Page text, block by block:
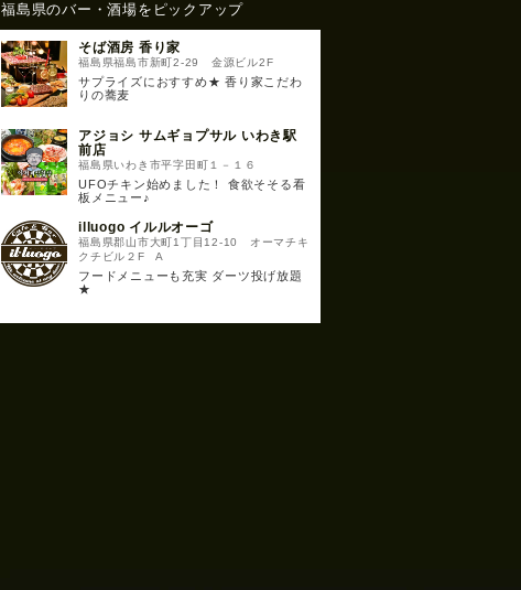
福島県のバー・酒場をピックアップ
そば酒房 香り家
福島県福島市新町2-29 金源ビル2F
サプライズにおすすめ★ 香り家こだわ
りの蕎麦
アジョシ サムギョプサル いわき駅
前店
福島県いわき市平字田町１－１６
UFOチキン始めました！ 食欲そそる看
板メニュー♪
illuogo イルルオーゴ
福島県郡山市大町1丁目12-10 オーマチキ
クチビル２F A
フードメニューも充実 ダーツ投げ放題
★